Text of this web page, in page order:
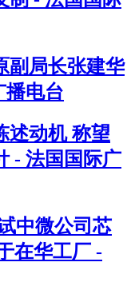
副局长张建华
播电台
述动机 称望
- 法国国际广
中微公司芯
在华工厂 -